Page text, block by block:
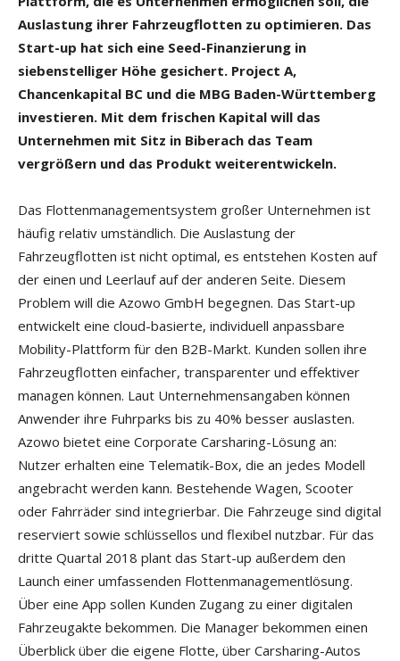
Auslastung ihrer Fahrzeugflotten zu optimieren. Das
Start-up hat sich eine Seed-Finanzierung in
siebenstelliger Höhe gesichert. Project A,
Chancenkapital BC und die MBG Baden-Württemberg
investieren. Mit dem frischen Kapital will das
Unternehmen mit Sitz in Biberach das Team
vergrößern und das Produkt weiterentwickeln.
Das Flottenmanagementsystem großer Unternehmen ist
häufig relativ umständlich. Die Auslastung der
Fahrzeugflotten ist nicht optimal, es entstehen Kosten auf
der einen und Leerlauf auf der anderen Seite. Diesem
Problem will die Azowo GmbH begegnen. Das Start-up
entwickelt eine cloud-basierte, individuell anpassbare
Mobility-Plattform für den B2B-Markt. Kunden sollen ihre
Fahrzeugflotten einfacher, transparenter und effektiver
managen können. Laut Unternehmensangaben können
Anwender ihre Fuhrparks bis zu 40% besser auslasten.
Azowo bietet eine Corporate Carsharing-Lösung an:
Nutzer erhalten eine Telematik-Box, die an jedes Modell
angebracht werden kann. Bestehende Wagen, Scooter
oder Fahrräder sind integrierbar. Die Fahrzeuge sind digital
reserviert sowie schlüssellos und flexibel nutzbar. Für das
dritte Quartal 2018 plant das Start-up außerdem den
Launch einer umfassenden Flottenmanagementlösung.
Über eine App sollen Kunden Zugang zu einer digitalen
Fahrzeugakte bekommen. Die Manager bekommen einen
Überblick über die eigene Flotte, über Carsharing-Autos